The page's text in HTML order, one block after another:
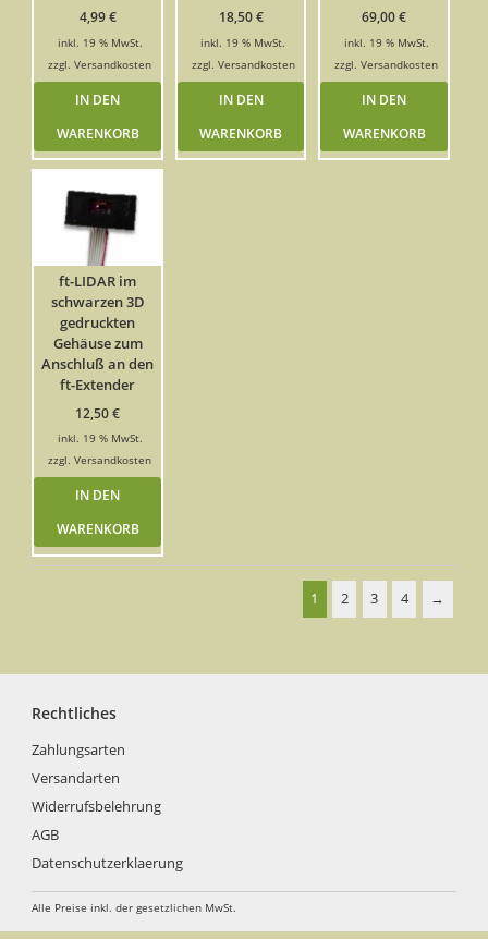
4,99€
inkl. 19 % MwSt.
zzgl.Versandkosten
IN DEN
WARENKORB
18,50€
inkl. 19 % MwSt.
zzgl. Versandkosten
IN DEN
WARENKORB
69,00€
inkl. 19 % MwSt.
zzgl.Versandkosten
IN DEN
WARENKORB
ft-LIDAR im
schwarzen 3D
gedruckten
Gehäuse zum
Anschluß an den
ft-Extender
12,50€
inkl. 19 % MwSt.
zzgl.Versandkosten
IN DEN
WARENKORB
1 2 3 4 →
Rechtliches
Zahlungsarten
Versandarten
Widerrufsbelehrung
AGB
Datenschutzerklaerung
Alle Preise inkl. der gesetzlichen MwSt.